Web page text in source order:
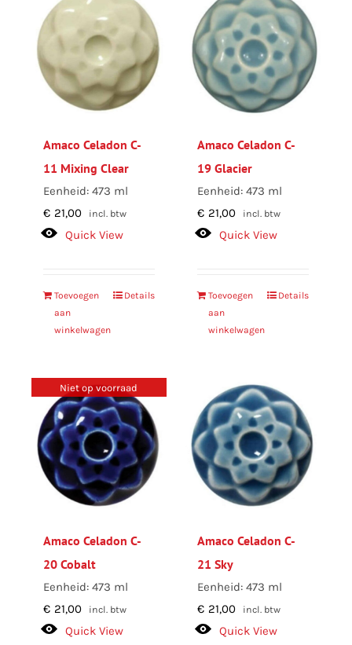
Amaco Celadon C-
11 Mixing Clear
Eenheid: 473 ml
€ 21,00 incl. btw
Quick View
Toevoegen
aan
winkelwagen
Details
Amaco Celadon C-
19 Glacier
Eenheid: 473 ml
€ 21,00 incl. btw
Quick View
Toevoegen
aan
winkelwagen
Details
Niet op voorraad
Amaco Celadon C-
20 Cobalt
Eenheid: 473 ml
€ 21,00 incl. btw
Quick View
Amaco Celadon C-
21 Sky
Eenheid: 473 ml
€ 21,00 incl. btw
Quick View